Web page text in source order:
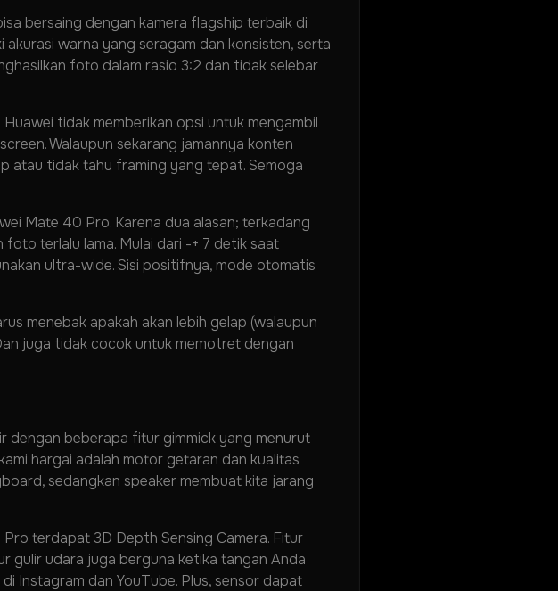
bersaing dengan kamera flagship terbaik di
warna yang seragam dan konsisten, serta
foto dalam rasio 3:2 dan tidak selebar
tidak memberikan opsi untuk mengambil
Walaupun sekarang jamannya konten
atau tidak tahu framing yang tepat. Semoga
Mate 40 Pro. Karena dua alasan; terkadang
terlalu lama. Mulai dari -+ 7 detik saat
ultra-wide. Sisi positifnya, mode otomatis
menebak apakah akan lebih gelap (walaupun
juga tidak cocok untuk memotret dengan
dengan beberapa fitur gimmick yang menurut
hargai adalah motor getaran dan kualitas
sedangkan speaker membuat kita jarang
terdapat 3D Depth Sensing Camera. Fitur
gulir udara juga berguna ketika tangan Anda
Instagram dan YouTube. Plus, sensor dapat